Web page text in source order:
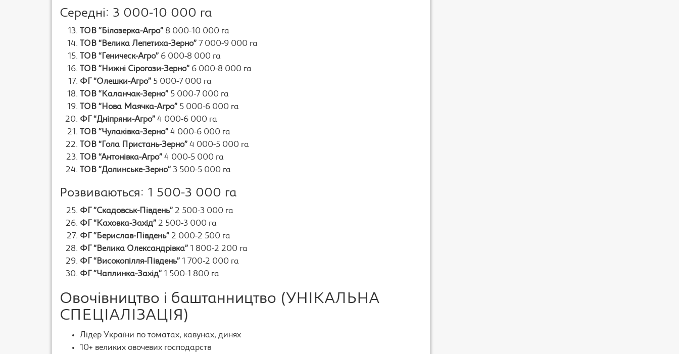
Середні: 3 000-10 000 га
ТОВ “Білозерка-Агро” 8 000-10 000 га
ТОВ “Велика Лепетиха-Зерно” 7 000-9 000 га
ТОВ “Геническ-Агро” 6 000-8 000 га
ТОВ “Нижні Сірогози-Зерно” 6 000-8 000 га
ФГ “Олешки-Агро” 5 000-7 000 га
ТОВ “Каланчак-Зерно” 5 000-7 000 га
ТОВ “Нова Маячка-Агро” 5 000-6 000 га
ФГ “Дніпряни-Агро” 4 000-6 000 га
ТОВ “Чулаківка-Зерно” 4 000-6 000 га
ТОВ “Гола Пристань-Зерно” 4 000-5 000 га
ТОВ “Антонівка-Агро” 4 000-5 000 га
ТОВ “Долинське-Зерно” 3 500-5 000 га
Розвиваються: 1 500-3 000 га
ФГ “Скадовськ-Південь” 2 500-3 000 га
ФГ “Каховка-Захід” 2 500-3 000 га
ФГ “Берислав-Південь” 2 000-2 500 га
ФГ “Велика Олександрівка” 1 800-2 200 га
ФГ “Високопілля-Південь” 1 700-2 000 га
ФГ “Чаплинка-Захід” 1 500-1 800 га
Овочівництво і баштанництво (УНІКАЛЬНА
СПЕЦІАЛІЗАЦІЯ)
Лідер України по томатах, кавунах, динях
10+ великих овочевих господарств